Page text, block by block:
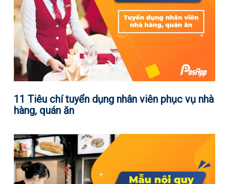
11 Tiêu chí tuyển dụng nhân viên phục vụ nhà
hàng, quán ăn